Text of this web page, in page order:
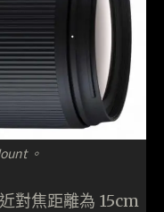
。
對焦距離為 15cm